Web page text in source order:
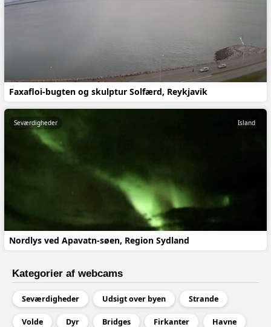
Faxafloi-bugten og skulptur Solfærd, Reykjavik
Nordlys ved Apavatn-søen, Region Sydland
Seværdigheder Island
Kategorier af webcams
Seværdigheder Udsigt over byen Strande
Volde Dyr Bridges Firkanter Havne